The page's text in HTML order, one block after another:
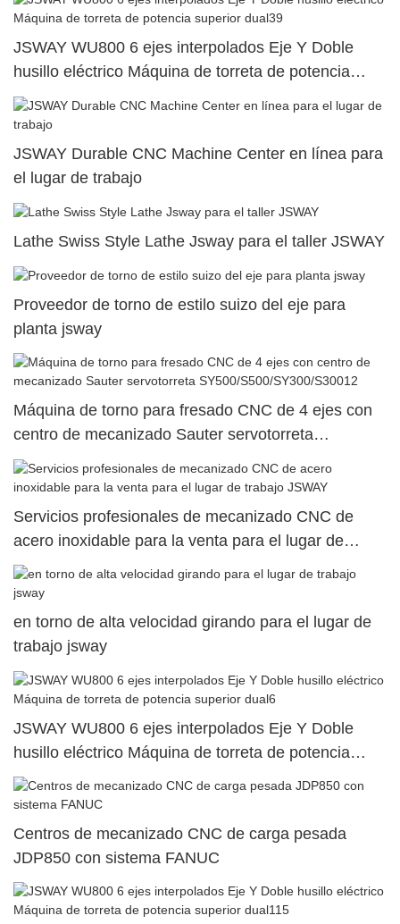
JSWAY WU800 6 ejes interpolados Eje Y Doble
husillo eléctrico Máquina de torreta de potencia
superior dual39
JSWAY Durable CNC Machine Center en línea para
el lugar de trabajo
Lathe Swiss Style Lathe Jsway para el taller JSWAY
Proveedor de torno de estilo suizo del eje para
planta jsway
Máquina de torno para fresado CNC de 4 ejes con
centro de mecanizado Sauter servotorreta
SY500/S500/SY300/S30012
Servicios profesionales de mecanizado CNC de
acero inoxidable para la venta para el lugar de
trabajo JSWAY
en torno de alta velocidad girando para el lugar de
trabajo jsway
JSWAY WU800 6 ejes interpolados Eje Y Doble
husillo eléctrico Máquina de torreta de potencia
superior dual6
Centros de mecanizado CNC de carga pesada
JDP850 con sistema FANUC